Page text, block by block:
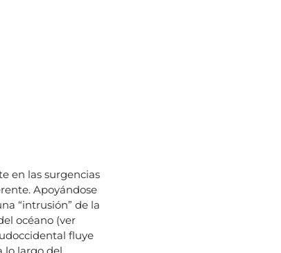
en las surgencias
Apoyándose
“intrusión” de la
océano (ver
fluye